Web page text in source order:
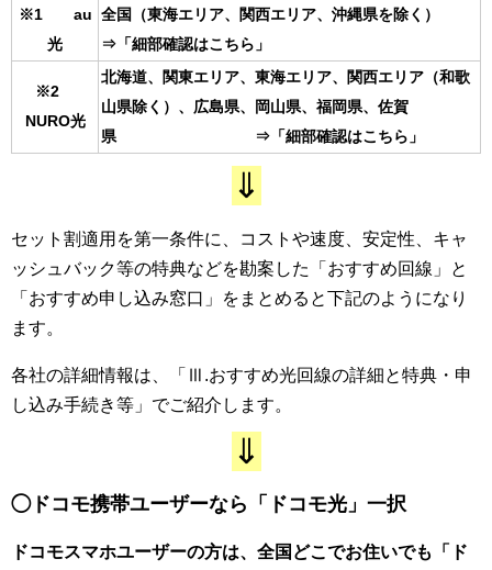
※1 au
光
全国（東海エリア、関西エリア、沖縄県を除く）
⇒「細部確認はこちら」
※2
NURO光
北海道、関東エリア、東海エリア、関西エリア（和歌
山県除く）、広島県、岡山県、福岡県、佐賀
県 ⇒「細部確認はこちら」
⇓
セット割適用を第一条件に、コストや速度、安定性、キャ
ッシュバック等の特典などを勘案した「おすすめ回線」と
「おすすめ申し込み窓口」をまとめると下記のようになり
ます。
各社の詳細情報は、「Ⅲ.おすすめ光回線の詳細と特典・ 申
し込み手続き等」でご紹介します。
⇓
◯ドコモ携帯ユーザーなら「ドコモ光」一択
ドコモスマホユーザーの方は、全国どこでお住いでも「ド